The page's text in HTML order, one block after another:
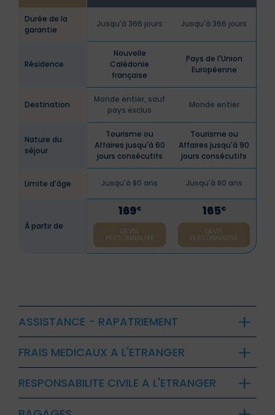
Durée de la
garantie
Jusqu'à 366 jours Jusqu'à 366 jours
Résidence
Nouvelle
Calédonie
française
Pays de l'Union
Européenne
Destination
Monde entier, sauf
pays exclus
Monde entier
Nature du
séjour
Tourisme ou
Affaires jusqu'à 60
jours consécutifs
Tourisme ou
Affaires jusqu'à 90
jours consécutifs
Limite d'âge Jusqu'à 80 ans Jusqu'à 80 ans
À partir de
169€
DEVIS
PERSONNALISÉ
165€
DEVIS
PERSONNALISÉ
ASSISTANCE - RAPATRIEMENT
FRAIS MEDICAUX A L'ETRANGER
RESPONSABILITE CIVILE A L'ETRANGER